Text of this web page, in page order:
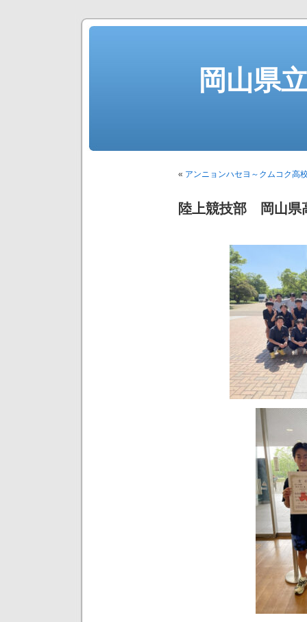
岡山県
« アンニョンハセヨ～クムコク高
陸上競技部 岡山県